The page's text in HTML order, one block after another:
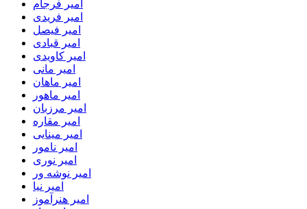
امیر فرجام
امیر فریدی
امیر فیصل
امیر قبادی
امیر کاویدی
امیر مانی
امیر ماهان
امیر ماهور
امیر مرزبان
امیر مقاره
امیر مینایی
امیر نامور
امیر نوری
امیر نوشه ور
امیر نیا
امیر هنرآموز